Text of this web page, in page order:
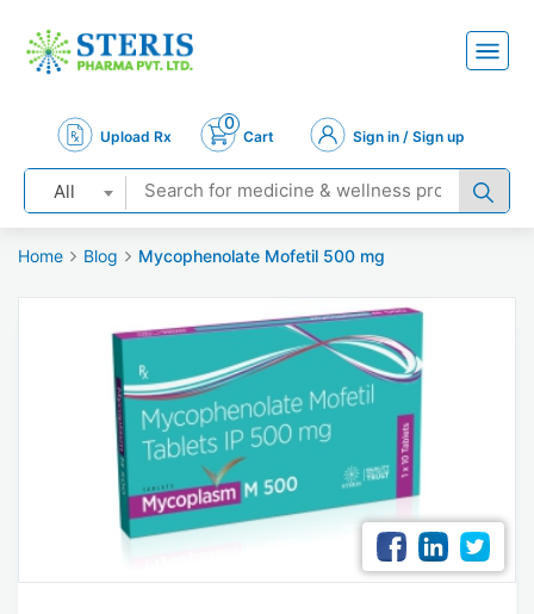
Upload Rx
0
Cart Sign in / Sign up
All
Home Blog Mycophenolate Mofetil 500 mg